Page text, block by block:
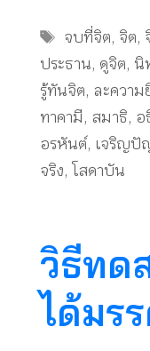
Tags
จบที่จิต, จิต,
ประธาน, ดูจิต, นิ
รู้ทันจิต, ละความ
ทาคามี, สมาธิ, อ
อรหันต์, เจริญปั
จริง, โสดาบัน
วิธีทด
ได้มร